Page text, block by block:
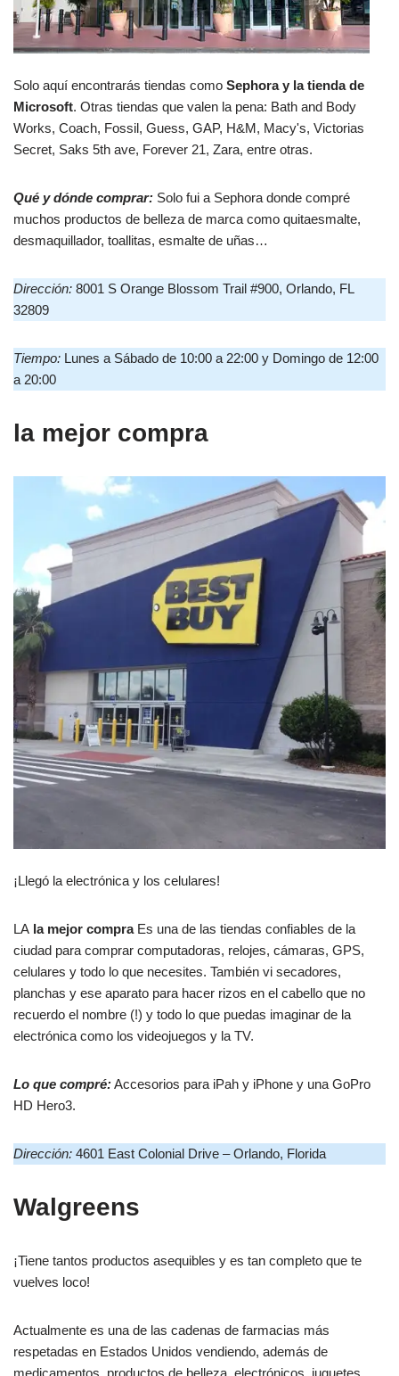
Solo aquí encontrarás tiendas como Sephora y la tienda de
Microsoft. Otras tiendas que valen la pena: Bath and Body
Works, Coach, Fossil, Guess, GAP, H&M, Macy's, Victorias
Secret, Saks 5th ave, Forever 21, Zara, entre otras.
Qué y dónde comprar: Solo fui a Sephora donde compré
muchos productos de belleza de marca como quitaesmalte,
desmaquillador, toallitas, esmalte de uñas…
Dirección: 8001 S Orange Blossom Trail #900, Orlando, FL
32809
Tiempo: Lunes a Sábado de 10:00 a 22:00 y Domingo de 12:00
a 20:00
la mejor compra
¡Llegó la electrónica y los celulares!
LA la mejor compraEs una de las tiendas confiables de la
ciudad para comprar computadoras, relojes, cámaras, GPS,
celulares y todo lo que necesites. También vi secadores,
planchas y ese aparato para hacer rizos en el cabello que no
recuerdo el nombre (!) y todo lo que puedas imaginar de la
electrónica como los videojuegos y la TV.
Lo que compré:Accesorios para iPah y iPhone y una GoPro
HD Hero3.
Dirección: 4601 East Colonial Drive – Orlando, Florida
Walgreens
¡Tiene tantos productos asequibles y es tan completo que te
vuelves loco!
Actualmente es una de las cadenas de farmacias más
respetadas en Estados Unidos vendiendo, además de
medicamentos, productos de belleza, electrónicos, juguetes,